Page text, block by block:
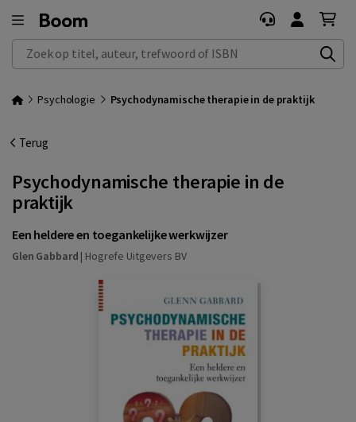
Zoek op titel, auteur, trefwoord of ISBN
Psychologie Psychodynamische therapie in de praktijk
Terug
Psychodynamische therapie in de
praktijk
Een heldere en toegankelijke werkwijzer
Glen Gabbard | Hogrefe Uitgevers BV